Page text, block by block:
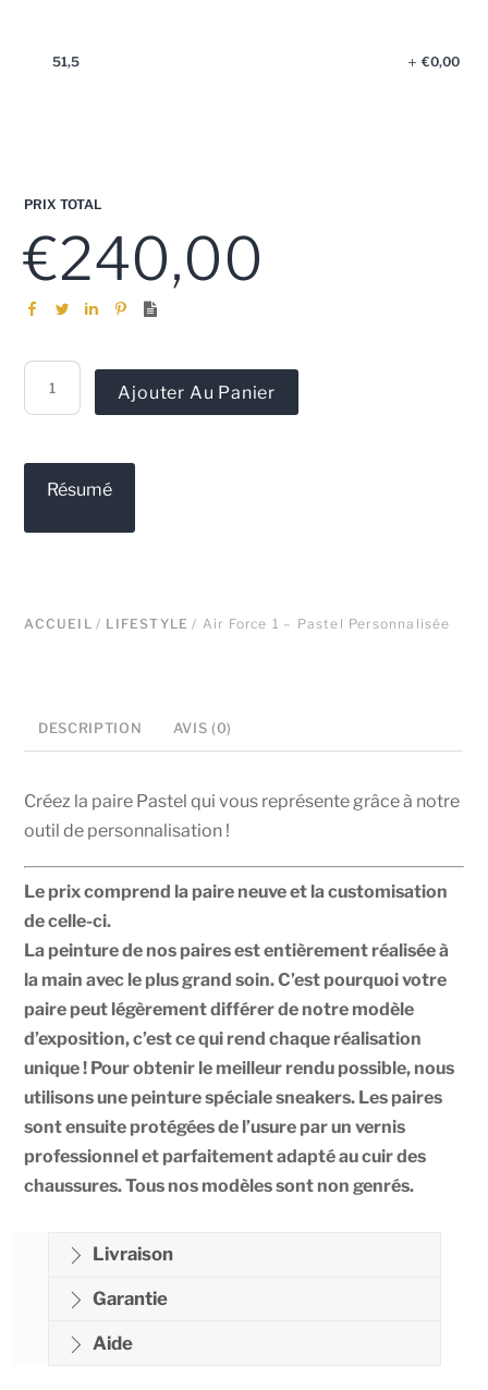
51,5 €0,00
PRIX TOTAL
€240,00
Force
Ajouter Au Panier
Résumé
ACCUEIL / LIFESTYLE / Air Force 1 – Pastel Personnalisée
DESCRIPTION AVIS (0)
Créez la paire Pastel qui vous représente grâce à notre
outil de personnalisation !
Le prix comprend la paire neuve et la customisation
de celle-ci.
La peinture de nos paires est entièrement réalisée à
la main avec le plus grand soin. C’est pourquoi votre
paire peut légèrement différer de notre modèle
d’exposition, c’est ce qui rend chaque réalisation
unique ! Pour obtenir le meilleur rendu possible, nous
utilisons une peinture spéciale sneakers. Les paires
sont ensuite protégées de l’usure par un vernis
professionnel et parfaitement adapté au cuir des
chaussures. Tous nos modèles sont non genrés.
Livraison
Garantie
Aide